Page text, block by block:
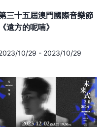
三十五屆澳門國際音樂節
《遠方的呢喃》
10/29 - 2023/10/29